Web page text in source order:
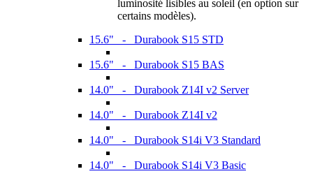
luminosité lisibles au soleil (en option sur
certains modèles).
15.6" - Durabook S15 STD
15.6" - Durabook S15 BAS
14.0" - Durabook Z14I v2 Server
14.0" - Durabook Z14I v2
14.0" - Durabook S14i V3 Standard
14.0" - Durabook S14i V3 Basic